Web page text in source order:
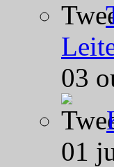
03
01